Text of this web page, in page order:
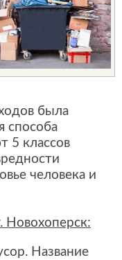
была
способа
5 классов
человека и
Новохоперск:
Название